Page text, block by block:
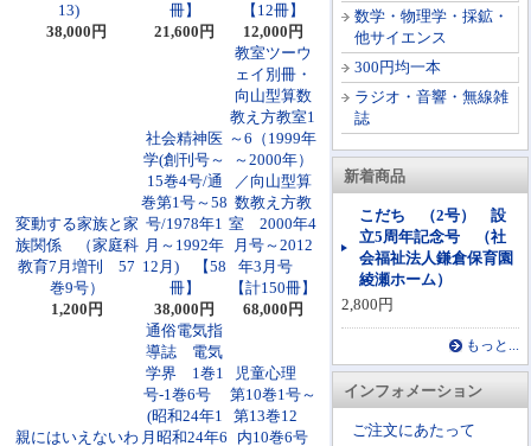
数学・物理学・採鉱・
他サイエンス
300円均一本
ラジオ・音響・無線雑
誌
新着商品
こだち （2号） 設
立5周年記念号 （社
会福祉法人鎌倉保育園
綾瀬ホーム）
2,800円
もっと...
インフォメーション
ご注文にあたって
13)
38,000円
冊】
21,600円
【12冊】
12,000円
変動する家族と家
族関係 （家庭科
教育7月増刊 57
巻9号）
1,200円
社会精神医
学(創刊号～
15巻4号/通
巻第1号～58
号/1978年1
月～1992年
12月) 【58
冊】
38,000円
教室ツーウ
ェイ別冊・
向山型算数
教え方教室1
～6（1999年
～2000年）
／向山型算
数教え方教
室 2000年4
月号～2012
年3月号
【計150冊】
68,000円
親にはいえないわ
通俗電気指
導誌 電気
学界 1巻1
号-1巻6号
(昭和24年1
月昭和24年6
児童心理
第10巻1号～
第13巻12
内10巻6号